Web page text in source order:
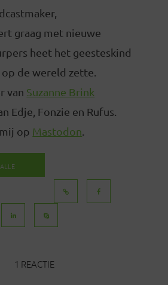
graag met nieuwe
heet het geesteskind
de wereld zette.
van Suzanne Brink
Edje, Fonzie en Rufus.
op Mastodon
1 REACTIE